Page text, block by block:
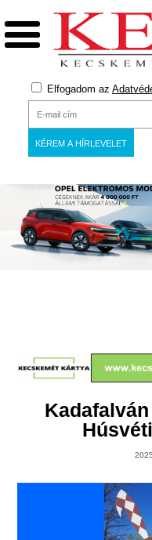
Elfogadom az